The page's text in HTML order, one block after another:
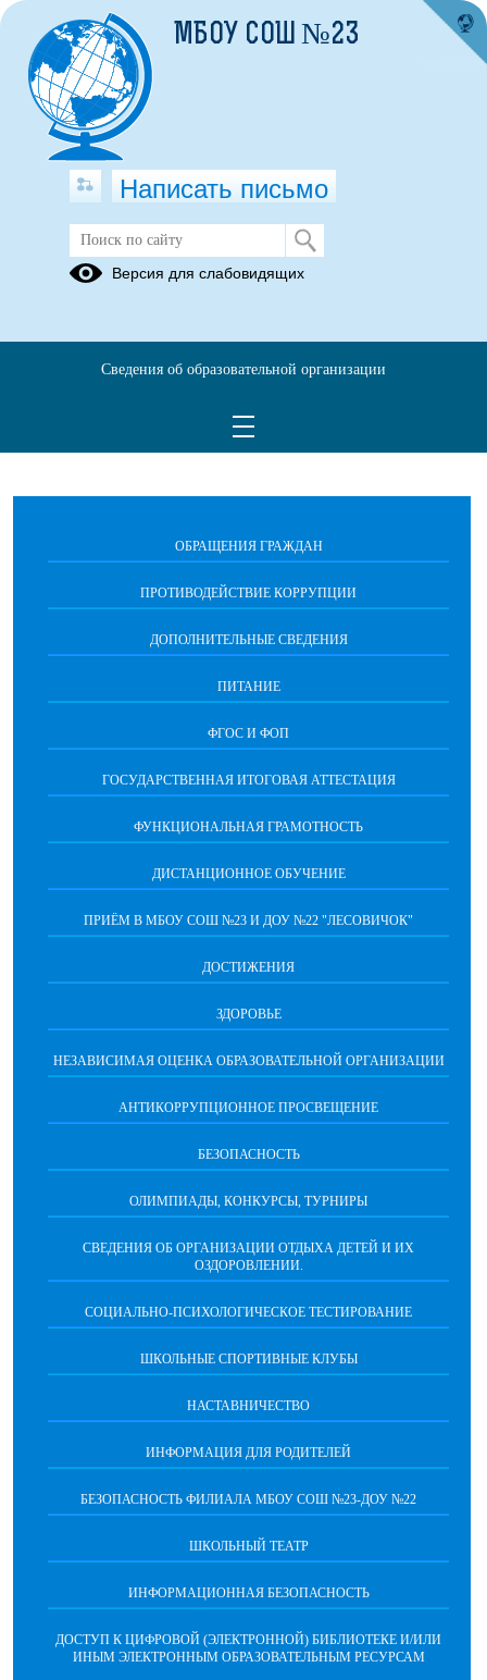
Для родителей
ОБРАЩЕНИЯ ГРАЖДАН
ПРОТИВОДЕЙСТВИЕ КОРРУПЦИИ
ДОПОЛНИТЕЛЬНЫЕ СВЕДЕНИЯ
ПИТАНИЕ
ФГОС И ФОП
ГОСУДАРСТВЕННАЯ ИТОГОВАЯ АТТЕСТАЦИЯ
ФУНКЦИОНАЛЬНАЯ ГРАМОТНОСТЬ
ДИСТАНЦИОННОЕ ОБУЧЕНИЕ
ПРИЁМ В МБОУ СОШ №23 И ДОУ №22 "ЛЕСОВИЧОК"
ДОСТИЖЕНИЯ
ЗДОРОВЬЕ
НЕЗАВИСИМАЯ ОЦЕНКА ОБРАЗОВАТЕЛЬНОЙ ОРГАНИЗАЦИИ
АНТИКОРРУПЦИОННОЕ ПРОСВЕЩЕНИЕ
БЕЗОПАСНОСТЬ
ОЛИМПИАДЫ, КОНКУРСЫ, ТУРНИРЫ
СВЕДЕНИЯ ОБ ОРГАНИЗАЦИИ ОТДЫХА ДЕТЕЙ И ИХ
ОЗДОРОВЛЕНИИ.
СОЦИАЛЬНО-ПСИХОЛОГИЧЕСКОЕ ТЕСТИРОВАНИЕ
ШКОЛЬНЫЕ СПОРТИВНЫЕ КЛУБЫ
НАСТАВНИЧЕСТВО
ИНФОРМАЦИЯ ДЛЯ РОДИТЕЛЕЙ
БЕЗОПАСНОСТЬ ФИЛИАЛА МБОУ СОШ №23-ДОУ №22
ШКОЛЬНЫЙ ТЕАТР
ИНФОРМАЦИОННАЯ БЕЗОПАСНОСТЬ
ДОСТУП К ЦИФРОВОЙ (ЭЛЕКТРОННОЙ) БИБЛИОТЕКЕ И/ИЛИ
ИНЫМ ЭЛЕКТРОННЫМ ОБРАЗОВАТЕЛЬНЫМ РЕСУРСАМ
МБОУ СОШ №23
Написать письмо
Версия для слабовидящих
Сведения об образовательной организации